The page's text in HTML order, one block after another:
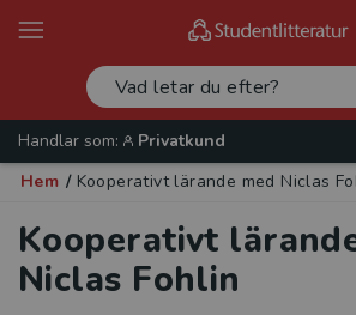
Handlar som:
Privatkund
Hem / Kooperativt lärande med Niclas
Kooperativt
Niclas Fohlin